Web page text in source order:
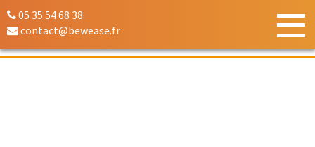
05 35 54 68 38
contact@bewease.fr